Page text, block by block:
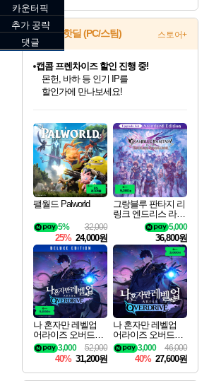
게임 핫딜 (PC/스팀) 스토어+
최대 90% 할인가를 만나보세요!
네이버혜택과 함께 만나보세요!
50%할인&추가 적립까지!
네이버 포인트 혜택까지!
이니&베니 혜택까지!
네이버 혜택가와 함께 예약하세요!
할인&네이버혜택으로 만나보세요!
네이버페이 혜택과 만나보세요!
40주년 프로모션으로 만나보세요!
캡콤 프렌차이즈 할인 진행 중!
몬헌, 바하 등 인기 IP를
할인가에 만나보세요!
일부 에디션 상시 할인!
혜택으로 예약 판매 중
편안하게 충전하세요
팰월드 Palworld
32,000
5%
25% 24,000원
그랑블루 판타지 리
링크 엔드리스 라그
나로크 업그레이드
킷 Granblue Fantasy
Relink Endless Ragn
arok Upgrade Kit DL
C
5,000
36,800원
나 혼자만 레벨업
어라이즈 오버드라
이브 디럭스 에디션
Solo Leveling Arise
Overdrive Deluxe Edi
tion
52,000
3,000
40% 31,200원
나 혼자만 레벨업
어라이즈 오버드라
이브 Solo Leveling A
rise
46,000
3,000
40% 27,600원
카운터픽
추가 공략
댓글